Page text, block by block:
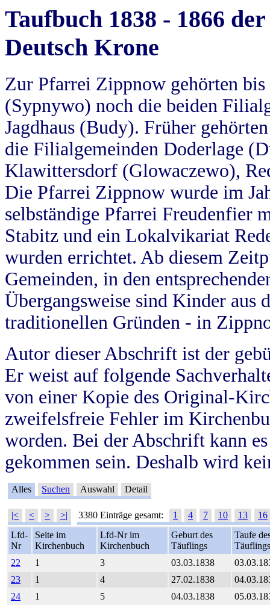
Taufbuch 1838 - 1866
Deutsch Krone
Zur Pfarrei Zippnow gehörten
(Sypnywo) noch die beiden
Jagdhaus (Budy). Früher
die Filialgemeinden Doderlage
Klawittersdorf (Glowaczewo),
Die Pfarrei Zippnow wurde im
selbständige Pfarrei Freudenfier
Stabitz und ein Lokalvikariat
wurden errichtet. Ab diesem
Gemeinden, in den
Übergangsweise sind Kinder aus
traditionellen Gründen - in
Autor dieser Abschrift ist der
Er weist auf folgende
von einer Kopie des Original-
zweifelsfreie Fehler im
worden. Bei der Abschrift kann
gekommen sein. Deshalb wird
Alles Suchen Auswahl Detail
|< < > >| 3380 Einträge gesamt: 1 4 7 10 13
16
Lfd-
Nr
Seite im
Kirchenbuch
Lfd-Nr im
Kirchenbuch
Geburt des
Täuflings
Taufe
Täuflings
22
1 3 03.03.1838
23
1 4 27.02.1838
24
1 5 04.03.1838